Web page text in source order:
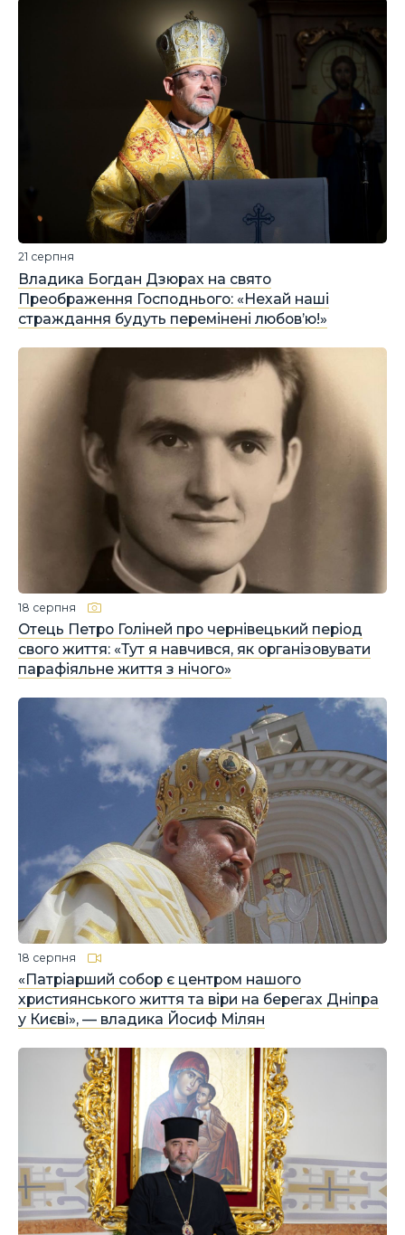
Владика Богдан Дзюрах на свято
Преображення Господнього: «Нехай наші
страждання будуть перемінені любов’ю!»
21 серпня
Отець Петро Голіней про чернівецький період
свого життя: «Тут я навчився, як організовувати
парафіяльне життя з нічого»
18 серпня
«Патріарший собор є центром нашого
християнського життя та віри на берегах Дніпра
у Києві», — владика Йосиф Мілян
18 серпня